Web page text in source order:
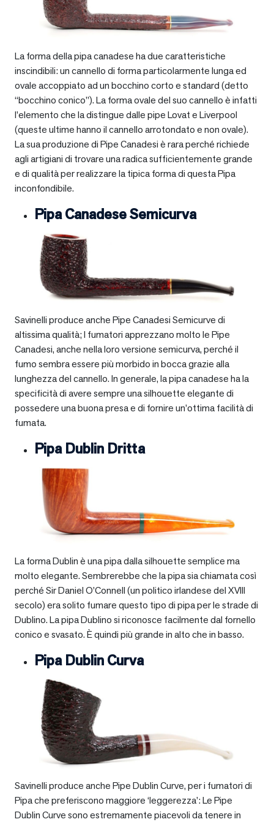
La forma della pipa canadese ha due caratteristiche
inscindibili: un cannello di forma particolarmente lunga ed
ovale accoppiato ad un bocchino corto e standard (detto
“bocchino conico”). La forma ovale del suo cannello è infatti
l’elemento che la distingue dalle pipe Lovat e Liverpool
(queste ultime hanno il cannello arrotondato e non ovale).
La sua produzione di Pipe Canadesi è rara perché richiede
agli artigiani di trovare una radica sufficientemente grande
e di qualità per realizzare la tipica forma di questa Pipa
inconfondibile.
Pipa Canadese Semicurva
Savinelli produce anche Pipe Canadesi Semicurve di
altissima qualità; I fumatori apprezzano molto le Pipe
Canadesi, anche nella loro versione semicurva, perché il
fumo sembra essere più morbido in bocca grazie alla
lunghezza del cannello. In generale, la pipa canadese ha la
specificità di avere sempre una silhouette elegante di
possedere una buona presa e di fornire un’ottima facilità di
fumata.
Pipa Dublin Dritta
La forma Dublin è una pipa dalla silhouette semplice ma
molto elegante. Sembrerebbe che la pipa sia chiamata così
perché Sir Daniel O’Connell (un politico irlandese del XVIII
secolo) era solito fumare questo tipo di pipa per le strade di
Dublino. La pipa Dublino si riconosce facilmente dal fornello
conico e svasato. È quindi più grande in alto che in basso.
Pipa Dublin Curva
Savinelli produce anche Pipe Dublin Curve, per i fumatori di
Pipa che preferiscono maggiore ‘leggerezza’: Le Pipe
Dublin Curve sono estremamente piacevoli da tenere in